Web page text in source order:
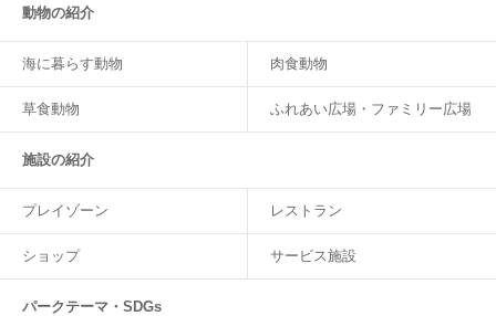
動物の紹介
海に暮らす動物 肉食動物
草食動物 ふれあい広場・ファミリー広場
施設の紹介
プレイゾーン レストラン
ショップ サービス施設
パークテーマ・SDGs